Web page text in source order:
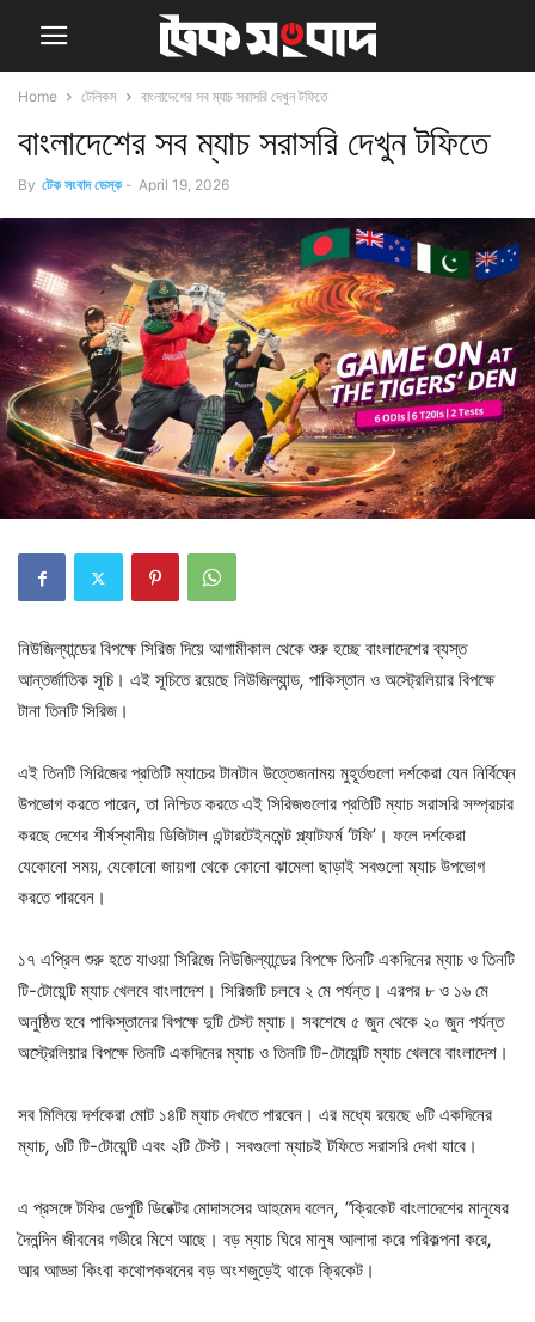
Home টেলিকম বাংলাদেশের সব ম্যাচ সরাসরি দেখুন টফিতে
বাংলাদেশের সব ম্যাচ সরাসরি দেখুন টফিতে
By টেক সংবাদ ডেস্ক - April 19, 2026
নিউজিল্যান্ডের বিপক্ষে সিরিজ দিয়ে আগামীকাল থেকে শুরু হচ্ছে বাংলাদেশের ব্যস্ত
আন্তর্জাতিক সূচি। এই সূচিতে রয়েছে নিউজিল্যান্ড, পাকিস্তান ও অস্ট্রেলিয়ার বিপক্ষে
টানা তিনটি সিরিজ।
এই তিনটি সিরিজের প্রতিটি ম্যাচের টানটান উত্তেজনাময় মুহূর্তগুলো দর্শকেরা যেন নির্বিঘ্নে
উপভোগ করতে পারেন,তা নিশ্চিত করতে এই সিরিজগুলোর প্রতিটি ম্যাচ সরাসরি সম্প্রচার
করছে দেশের শীর্ষস্থানীয় ডিজিটাল এন্টারটেইনমেন্ট প্ল্যাটফর্ম ‘টফি’। ফলে দর্শকেরা
যেকোনো সময়, যেকোনো জায়গা থেকে কোনো ঝামেলা ছাড়াই সবগুলো ম্যাচ উপভোগ
করতে পারবেন।
১৭ এপ্রিল শুরু হতে যাওয়া সিরিজে নিউজিল্যান্ডের বিপক্ষে তিনটি একদিনের ম্যাচ ও তিনটি
টি-টোয়েন্টি ম্যাচ খেলবে বাংলাদেশ। সিরিজটি চলবে ২ মে পর্যন্ত। এরপর ৮ ও ১৬ মে
অনুষ্ঠিত হবে পাকিস্তানের বিপক্ষে দুটি টেস্ট ম্যাচ। সবশেষে ৫ জুন থেকে ২০ জুন পর্যন্ত
অস্ট্রেলিয়ার বিপক্ষে তিনটি একদিনের ম্যাচ ও তিনটি টি-টোয়েন্টি ম্যাচ খেলবে বাংলাদেশ।
সব মিলিয়ে দর্শকেরা মোট ১৪টি ম্যাচ দেখতে পারবেন। এর মধ্যে রয়েছে ৬টি একদিনের
ম্যাচ, ৬টি টি-টোয়েন্টি এবং ২টি টেস্ট। সবগুলো ম্যাচই টফিতে সরাসরি দেখা যাবে।
এ প্রসঙ্গে টফির ডেপুটি ডিরেক্টর মোদাসসের আহমেদ বলেন, “ক্রিকেট বাংলাদেশের মানুষের
দৈনন্দিন জীবনের গভীরে মিশে আছে। বড় ম্যাচ ঘিরে মানুষ আলাদা করে পরিকল্পনা করে,
আর আড্ডা কিংবা কথোপকথনের বড় অংশজুড়েই থাকে ক্রিকেট।